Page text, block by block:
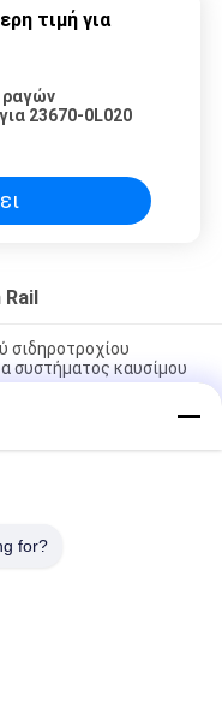
τιμή για
ραγών
23670-0L020
Rail
σιδηροτροχίου
συστήματος καυσίμου
095000-
μπεκ EUI
for?